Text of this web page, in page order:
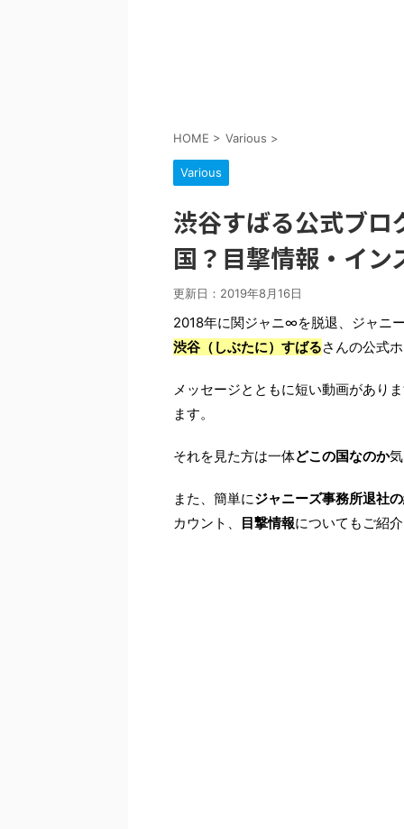
HOME > Various >
Various
渋谷すばる公式ブロ
国？目撃情報・イン
更新日： 2019年8月16日
2018年に関ジャニ∞を脱退、ジャニ
渋谷（しぶたに）すばるさんの公式
メッセージとともに短い動画があり
ます。
それを見た方は一体どこの国なのか
また、簡単にジャニーズ事務所退社
カウント、
目撃情報についてもご紹介